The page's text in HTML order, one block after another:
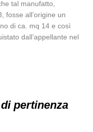
tal manufatto,
fosse all’origine un
di ca. mq 14 e così
dall’appellante nel
pertinenza